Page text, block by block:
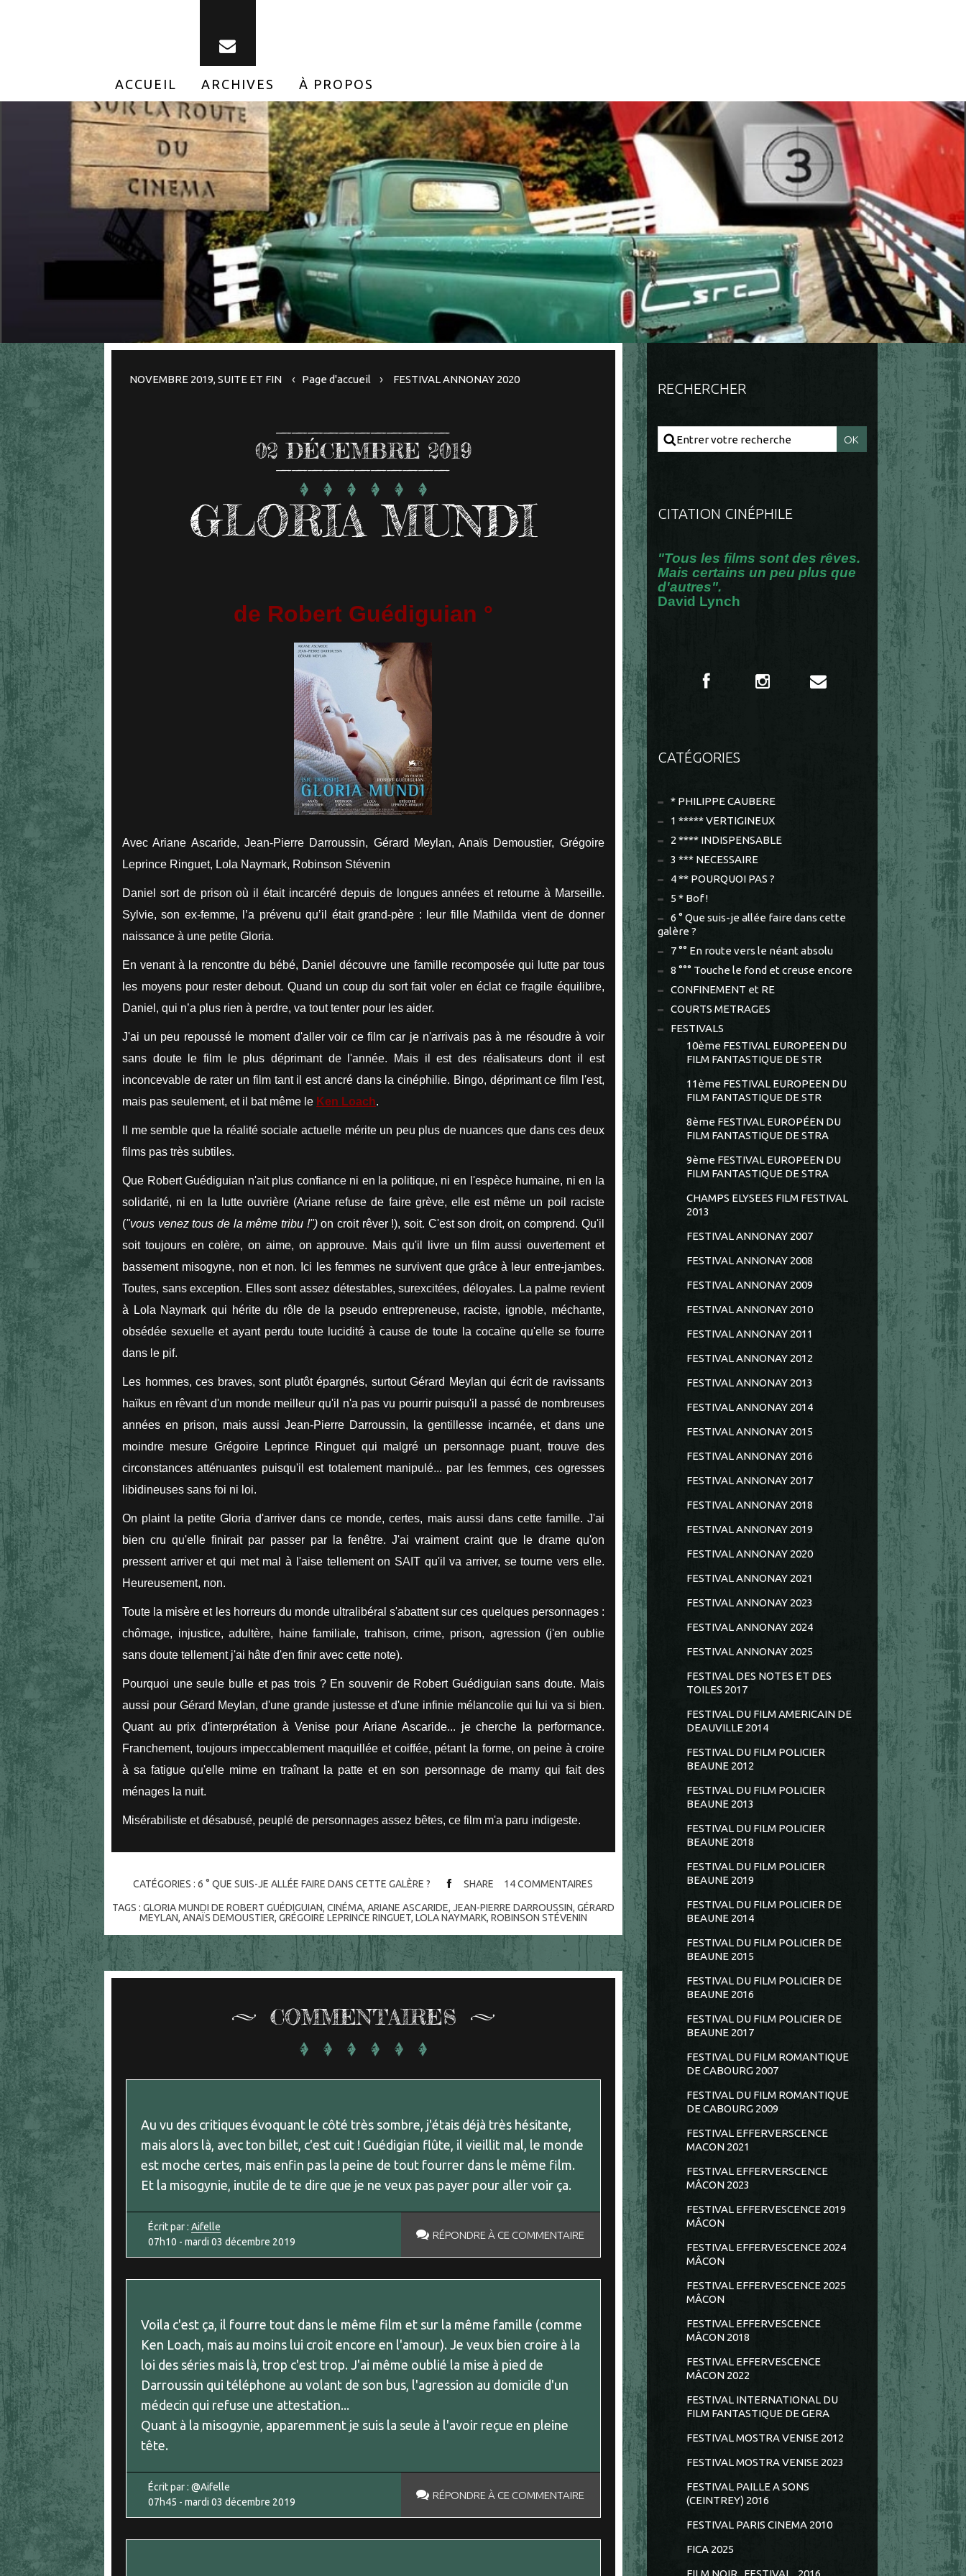
ACCUEIL ARCHIVES À PROPOS
NOVEMBRE 2019, SUITE ET FIN Page d'accueil FESTIVAL ANNONAY 2020
02 DÉCEMBRE 2019
GLORIA MUNDI
de Robert Guédiguian °
Avec Ariane Ascaride, Jean-Pierre Darroussin, Gérard Meylan, Anaïs Demoustier, Grégoire
Leprince Ringuet, Lola Naymark, Robinson Stévenin
Daniel sort de prison où il était incarcéré depuis de longues années et retourne à Marseille.
Sylvie, son ex-femme, l’a prévenu qu’il était grand-père : leur fille Mathilda vient de donner
naissance à une petite Gloria.
En venant à la rencontre du bébé, Daniel découvre une famille recomposée qui lutte par tous
les moyens pour rester debout. Quand un coup du sort fait voler en éclat ce fragile équilibre,
Daniel, qui n’a plus rien à perdre, va tout tenter pour les aider.
J'ai un peu repoussé le moment d'aller voir ce film car je n'arrivais pas à me résoudre à voir
sans doute le film le plus déprimant de l'année. Mais il est des réalisateurs dont il est
inconcevable de rater un film tant il est ancré dans la cinéphilie. Bingo, déprimant ce film l'est,
mais pas seulement, et il bat même le Ken Loach.
Il me semble que la réalité sociale actuelle mérite un peu plus de nuances que dans ces deux
films pas très subtiles.
Que Robert Guédiguian n'ait plus confiance ni en la politique, ni en l'espèce humaine, ni en la
solidarité, ni en la lutte ouvrière (Ariane refuse de faire grève, elle est même un poil raciste
("vous venez tous de la même tribu !")on croit rêver !), soit. C'est son droit, on comprend. Qu'il
soit toujours en colère, on aime, on approuve. Mais qu'il livre un film aussi ouvertement et
bassement misogyne, non et non. Ici les femmes ne survivent que grâce à leur entre-jambes.
Toutes, sans exception. Elles sont assez détestables, surexcitées, déloyales. La palme revient
à Lola Naymark qui hérite du rôle de la pseudo entrepreneuse, raciste, ignoble, méchante,
obsédée sexuelle et ayant perdu toute lucidité à cause de toute la cocaïne qu'elle se fourre
dans le pif.
Les hommes, ces braves, sont plutôt épargnés, surtout Gérard Meylan qui écrit de ravissants
haïkus en rêvant d'un monde meilleur qu'il n'a pas vu pourrir puisqu'il a passé de nombreuses
années en prison, mais aussi Jean-Pierre Darroussin, la gentillesse incarnée, et dans une
moindre mesure Grégoire Leprince Ringuet qui malgré un personnage puant, trouve des
circonstances atténuantes puisqu'il est totalement manipulé... par les femmes, ces ogresses
libidineuses sans foi ni loi.
On plaint la petite Gloria d'arriver dans ce monde, certes, mais aussi dans cette famille. J'ai
bien cru qu'elle finirait par passer par la fenêtre. J'ai vraiment craint que le drame qu'on
pressent arriver et qui met mal à l'aise tellement on SAIT qu'il va arriver, se tourne vers elle.
Heureusement, non.
Toute la misère et les horreurs du monde ultralibéral s'abattent sur ces quelques personnages :
chômage, injustice, adultère, haine familiale, trahison, crime, prison, agression (j'en oublie
sans doute tellement j'ai hâte d'en finir avec cette note).
Pourquoi une seule bulle et pas trois ? En souvenir de Robert Guédiguian sans doute. Mais
aussi pour Gérard Meylan, d'une grande justesse et d'une infinie mélancolie qui lui va si bien.
Quant au prix d'interprétation à Venise pour Ariane Ascaride... je cherche la performance.
Franchement, toujours impeccablement maquillée et coiffée, pétant la forme, on peine à croire
à sa fatigue qu'elle mime en traînant la patte et en son personnage de mamy qui fait des
ménages la nuit.
Misérabiliste et désabusé, peuplé de personnages assez bêtes, ce film m'a paru indigeste.
CATÉGORIES :6 ° QUE SUIS-JE ALLÉE FAIRE DANS CETTE GALÈRE ? SHARE 14 COMMENTAIRES
TAGS : GLORIA MUNDI DE ROBERT GUÉDIGUIAN, CINÉMA, ARIANE ASCARIDE, JEAN-PIERRE DARROUSSIN, GÉRARD
MEYLAN, ANAÏS DEMOUSTIER, GRÉGOIRE LEPRINCE RINGUET, LOLA NAYMARK, ROBINSON STÉVENIN
COMMENTAIRES
Au vu des critiques évoquant le côté très sombre, j'étais déjà très hésitante,
mais alors là, avec ton billet, c'est cuit ! Guédigian flûte, il vieillit mal, le monde
est moche certes, mais enfin pas la peine de tout fourrer dans le même film.
Et la misogynie, inutile de te dire que je ne veux pas payer pour aller voir ça.
Écrit par : Aifelle
07h10 - mardi 03 décembre 2019
RÉPONDRE À CE COMMENTAIRE
Voila c'est ça, il fourre tout dans le même film et sur la même famille (comme
Ken Loach, mais au moins lui croit encore en l'amour). Je veux bien croire à la
loi des séries mais là, trop c'est trop. J'ai même oublié la mise à pied de
Darroussin qui téléphone au volant de son bus, l'agression au domicile d'un
médecin qui refuse une attestation...
Quant à la misogynie, apparemment je suis la seule à l'avoir reçue en pleine
tête.
Écrit par : @Aifelle
07h45 - mardi 03 décembre 2019
RÉPONDRE À CE COMMENTAIRE
RECHERCHER
CITATION CINÉPHILE
"Tous les films sont des rêves.
Mais certains un peu plus que
d'autres".
David Lynch
CATÉGORIES
* PHILIPPE CAUBERE
1 ***** VERTIGINEUX
2 **** INDISPENSABLE
3 *** NECESSAIRE
4 ** POURQUOI PAS ?
5 * Bof !
6 ° Que suis-je allée faire dans cette
galère ?
7 °° En route vers le néant absolu
8 °°° Touche le fond et creuse encore
CONFINEMENT et RE
COURTS METRAGES
FESTIVALS
10ème FESTIVAL EUROPEEN DU
FILM FANTASTIQUE DE STR
11ème FESTIVAL EUROPEEN DU
FILM FANTASTIQUE DE STR
8ème FESTIVAL EUROPÉEN DU
FILM FANTASTIQUE DE STRA
9ème FESTIVAL EUROPEEN DU
FILM FANTASTIQUE DE STRA
CHAMPS ELYSEES FILM FESTIVAL
2013
FESTIVAL ANNONAY 2007
FESTIVAL ANNONAY 2008
FESTIVAL ANNONAY 2009
FESTIVAL ANNONAY 2010
FESTIVAL ANNONAY 2011
FESTIVAL ANNONAY 2012
FESTIVAL ANNONAY 2013
FESTIVAL ANNONAY 2014
FESTIVAL ANNONAY 2015
FESTIVAL ANNONAY 2016
FESTIVAL ANNONAY 2017
FESTIVAL ANNONAY 2018
FESTIVAL ANNONAY 2019
FESTIVAL ANNONAY 2020
FESTIVAL ANNONAY 2021
FESTIVAL ANNONAY 2023
FESTIVAL ANNONAY 2024
FESTIVAL ANNONAY 2025
FESTIVAL DES NOTES ET DES
TOILES 2017
FESTIVAL DU FILM AMERICAIN DE
DEAUVILLE 2014
FESTIVAL DU FILM POLICIER
BEAUNE 2012
FESTIVAL DU FILM POLICIER
BEAUNE 2013
FESTIVAL DU FILM POLICIER
BEAUNE 2018
FESTIVAL DU FILM POLICIER
BEAUNE 2019
FESTIVAL DU FILM POLICIER DE
BEAUNE 2014
FESTIVAL DU FILM POLICIER DE
BEAUNE 2015
FESTIVAL DU FILM POLICIER DE
BEAUNE 2016
FESTIVAL DU FILM POLICIER DE
BEAUNE 2017
FESTIVAL DU FILM ROMANTIQUE
DE CABOURG 2007
FESTIVAL DU FILM ROMANTIQUE
DE CABOURG 2009
FESTIVAL EFFERVERSCENCE
MACON 2021
FESTIVAL EFFERVERSCENCE
MÂCON 2023
FESTIVAL EFFERVESCENCE 2019
MÂCON
FESTIVAL EFFERVESCENCE 2024
MÂCON
FESTIVAL EFFERVESCENCE 2025
MÂCON
FESTIVAL EFFERVESCENCE
MÂCON 2018
FESTIVAL EFFERVESCENCE
MÂCON 2022
FESTIVAL INTERNATIONAL DU
FILM FANTASTIQUE DE GERA
FESTIVAL MOSTRA VENISE 2012
FESTIVAL MOSTRA VENISE 2023
FESTIVAL PAILLE A SONS
(CEINTREY) 2016
FESTIVAL PARIS CINEMA 2010
FICA 2025